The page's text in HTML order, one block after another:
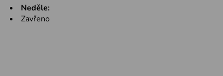
Neděle:
Zavřeno